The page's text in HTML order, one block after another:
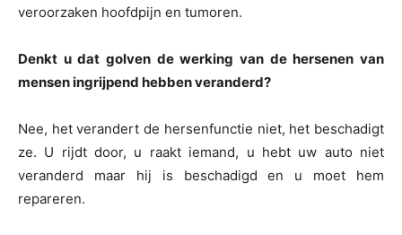
veroorzaken hoofdpijn en tumoren.
Denkt u dat golven de werking van de hersenen van
mensen ingrijpend hebben veranderd?
Nee, het verandert de hersenfunctie niet, het beschadigt
ze. U rijdt door, u raakt iemand, u hebt uw auto niet
veranderd maar hij is beschadigd en u moet hem
repareren.